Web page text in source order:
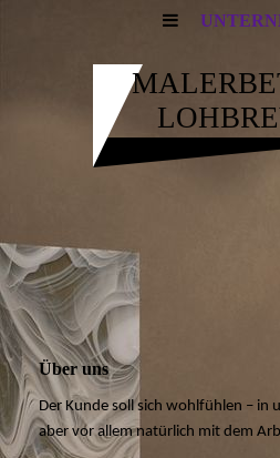
Über uns
Der Kunde soll sich wohlfühlen – in
aber vor allem natürlich mit dem